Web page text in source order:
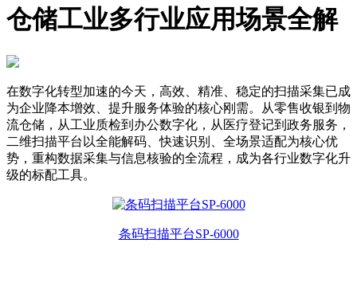
仓储工业多行业应用场景全解
在数字化转型加速的今天，高效、精准、稳定的扫描采集已成
为企业降本增效、提升服务体验的核心刚需。从零售收银到物
流仓储，从工业质检到办公数字化，从医疗登记到政务服务，
二维扫描平台以全能解码、快速识别、全场景适配为核心优
势，重构数据采集与信息核验的全流程，成为各行业数字化升
级的标配工具。
条码扫描平台SP-6000